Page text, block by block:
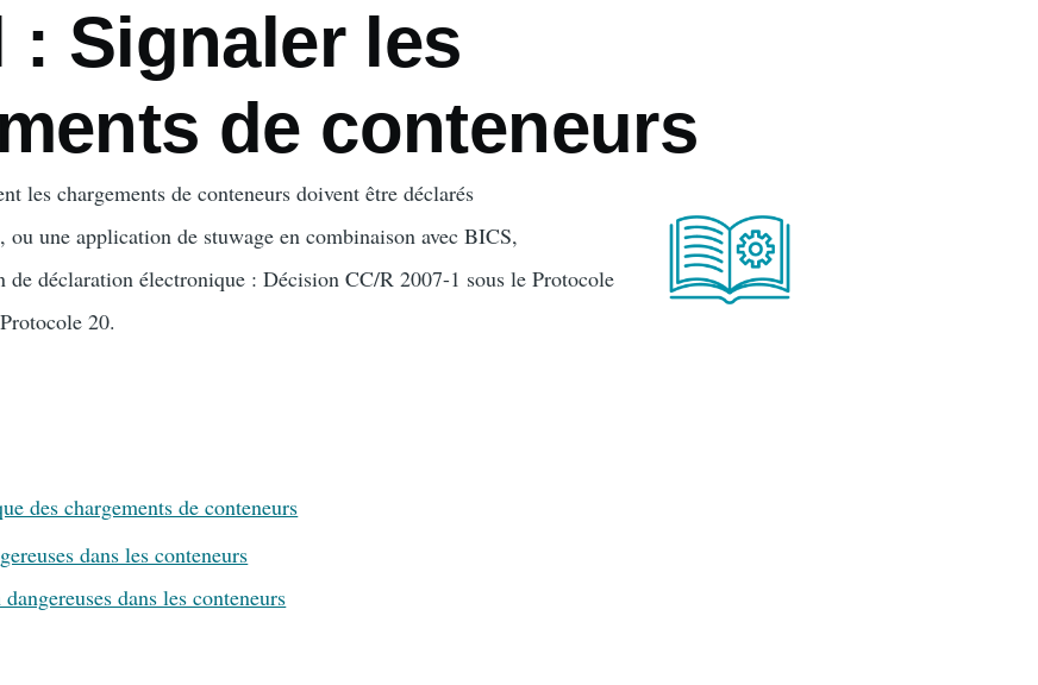
: Signaler les
de conteneurs
les chargements de conteneurs doivent être déclarés
une application de stuwage en combinaison avec BICS,
déclaration électronique : Décision CC/R 2007-1 sous le Protocole
20.
des chargements de conteneurs
dans les conteneurs
dans les conteneurs